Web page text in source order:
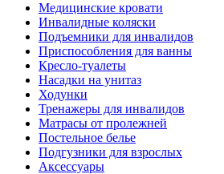
Медицинские кровати
Инвалидные коляски
Подъемники для инвалидов
Приспособления для ванны
Кресло-туалеты
Насадки на унитаз
Ходунки
Тренажеры для инвалидов
Матрасы от пролежней
Постельное белье
Подгузники для взрослых
Аксессуары